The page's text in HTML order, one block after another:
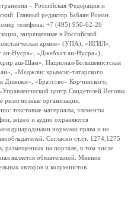
– Российская Федерация и
Главный редактор Бабаян Роман
телефона: +7 (495) 950-62-26
запрещенные в Российской
армия» (УПА), «ИГИЛ»,
Нусра», «Джебхат ан-Нусра»),
аш-Шам», Национал-Большевистская
«Меджлис крымско-татарского
«Братство» Корчинского,
центр Свидетелей Иеговы
религиозные организации.
текстовые материалы, элементы
видео и аудио охраняются
нормами права и не
Согласно ст.ст. 1274,1275
размещенных на портале, в том числе
является обязательной. Мнение
авторов и колумнистов.